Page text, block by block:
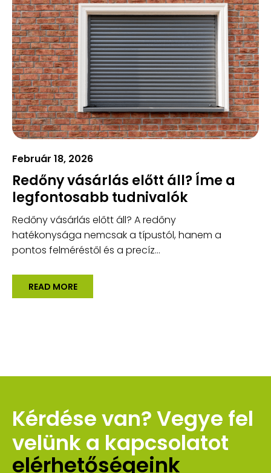
Február 18, 2026
Redőny vásárlás előtt áll? Íme a
legfontosabb tudnivalók
Redőny vásárlás előtt áll? A redőny
hatékonysága nemcsak a típustól, hanem a
pontos felméréstől és a precíz...
READ MORE
Kérdése van? Vegye fel
velünk a kapcsolatot
elérhetőségeink